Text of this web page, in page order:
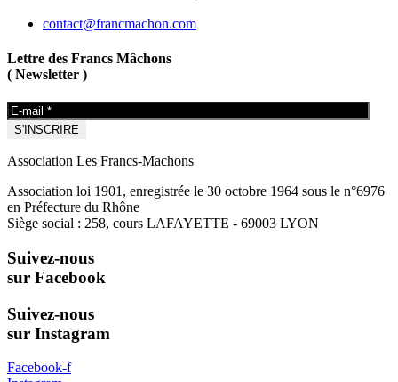
contact@francmachon.com
Lettre des Francs Mâchons
( Newsletter )
Association Les Francs-Machons
Association loi 1901, enregistrée le 30 octobre 1964 sous le n°6976
en Préfecture du Rhône
Siège social : 258, cours LAFAYETTE - 69003 LYON
Suivez-nous
sur Facebook
Suivez-nous
sur Instagram
Facebook-f